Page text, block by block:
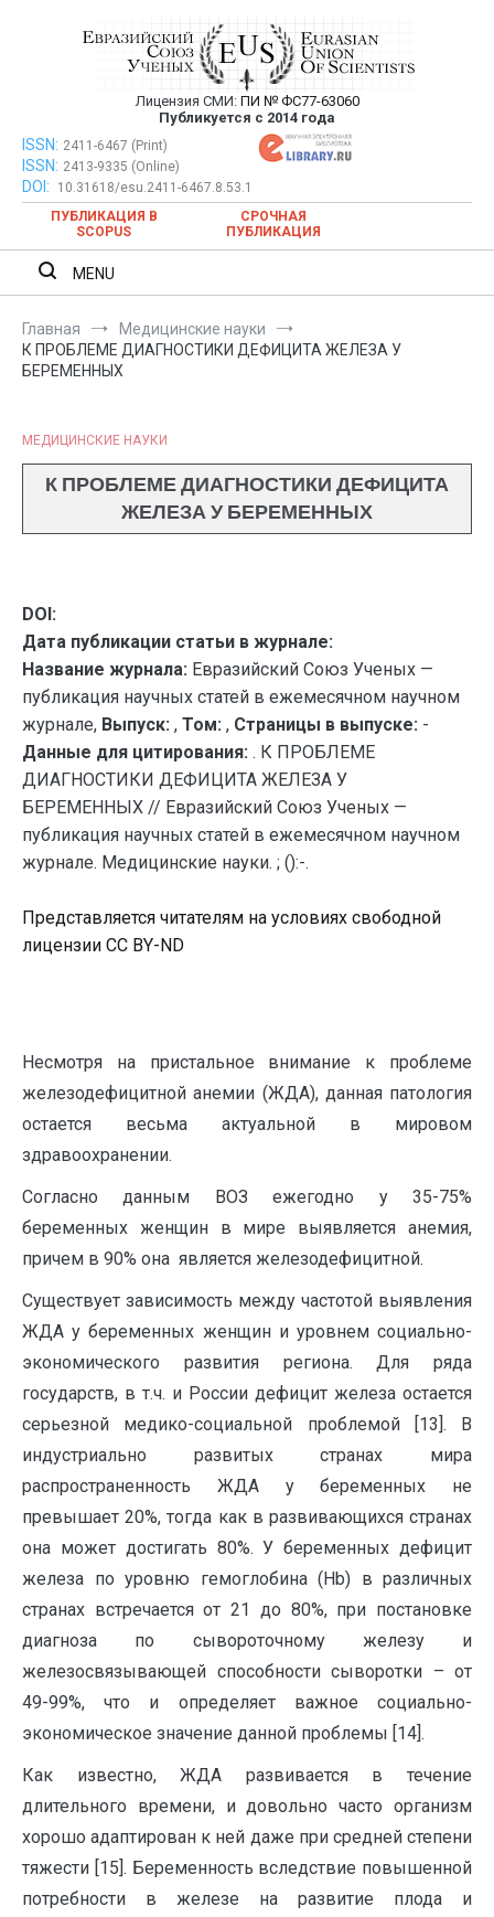
Евразийский Союз Ученых —
публикация научных статей в
ежемесячном научном журнале
Лицензия СМИ: ПИ № ФС77-63060
Публикуется с 2014 года
Евразийский Союз Ученых — публикация научных статей в
ежемесячном научном журнале
ISSN: 2411-6467 (Print)
ISSN: 2413-9335 (Online)
DOI:
10.31618/esu.2411-6467.8.53.1
ПУБЛИКАЦИЯ В
SCOPUS
СРОЧНАЯ
ПУБЛИКАЦИЯ
MENU
Главная
Медицинские науки
К ПРОБЛЕМЕ ДИАГНОСТИКИ ДЕФИЦИТА ЖЕЛЕЗА У
БЕРЕМЕННЫХ
МЕДИЦИНСКИЕ НАУКИ
К ПРОБЛЕМЕ ДИАГНОСТИКИ ДЕФИЦИТА
ЖЕЛЕЗА У БЕРЕМЕННЫХ
DOI:
Дата публикации статьи в журнале:
Название журнала: Евразийский Союз Ученых —
публикация научных статей в ежемесячном научном
журнале, Выпуск: , Том: , Страницы в выпуске: -
Данные для цитирования: . К ПРОБЛЕМЕ
ДИАГНОСТИКИ ДЕФИЦИТА ЖЕЛЕЗА У
БЕРЕМЕННЫХ // Евразийский Союз Ученых —
публикация научных статей в ежемесячном научном
журнале. Медицинские науки. ; ():-.
Представляется читателям на условиях свободной
лицензии CC BY-ND
Несмотря на пристальное внимание к проблеме
железодефицитной анемии (ЖДА), данная патология
остается весьма актуальной в мировом
здравоохранении.
Согласно данным ВОЗ ежегодно у 35-75%
беременных женщин в мире выявляется анемия,
причем в 90% она является железодефицитной.
Существует зависимость между частотой выявления
ЖДА у беременных женщин и уровнем социально-
экономического развития региона. Для ряда
государств, в т.ч. и России дефицит железа остается
серьезной медико-социальной проблемой [13]. В
индустриально развитых странах мира
распространенность ЖДА у беременных не
превышает 20%, тогда как в развивающихся странах
она может достигать 80%. У беременных дефицит
железа по уровню гемоглобина (Hb) в различных
странах встречается от 21 до 80%, при постановке
диагноза по сывороточному железу и
железосвязывающей способности сыворотки – от
49-99%, что и определяет важное социально-
экономическое значение данной проблемы [14].
Как известно, ЖДА развивается в течение
длительного времени, и довольно часто организм
хорошо адаптирован к ней даже при средней степени
тяжести [15]. Беременность вследствие повышенной
потребности в железе на развитие плода и